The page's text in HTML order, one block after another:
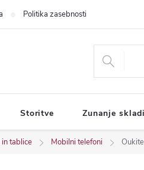
Politika zasebnosti
Storitve Zunanje
tablice Mobilni telefoni